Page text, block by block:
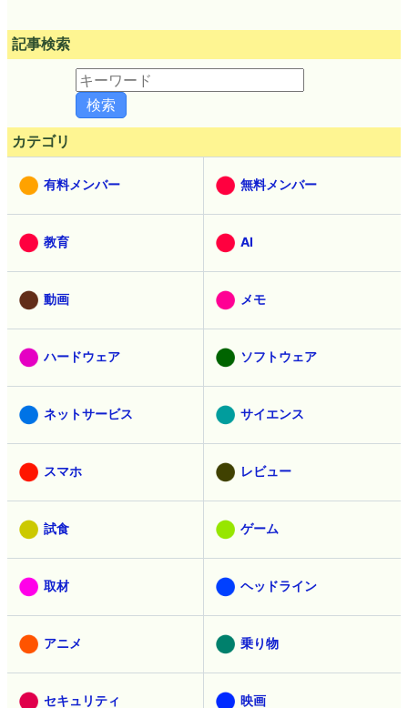
記事検索
カテゴリ
有料メンバー 無料メンバー
教育 AI
動画 メモ
ハードウェア ソフトウェア
ネットサービス サイエンス
スマホ レビュー
試食 ゲーム
取材 ヘッドライン
アニメ 乗り物
セキュリティ 映画